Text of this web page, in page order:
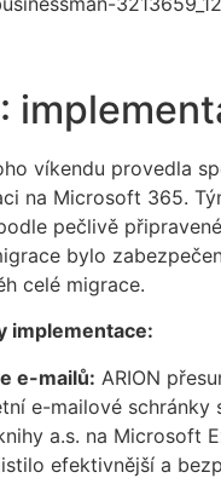
víkendu provedla
na Microsoft 365.
pečlivě
bylo
celé migrace.
implementace:
e-mailů: ARION
e-mailové schránky
a.s. na Microsoft
efektivnější a